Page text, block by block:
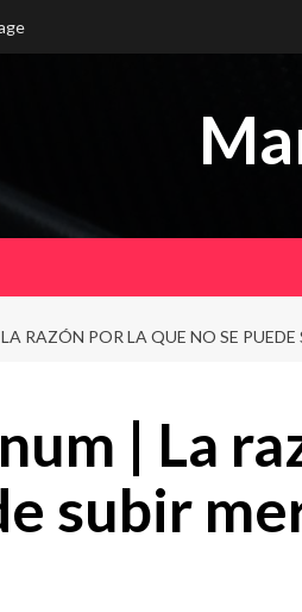
RAZÓN POR LA QUE NO SE
| La
subir